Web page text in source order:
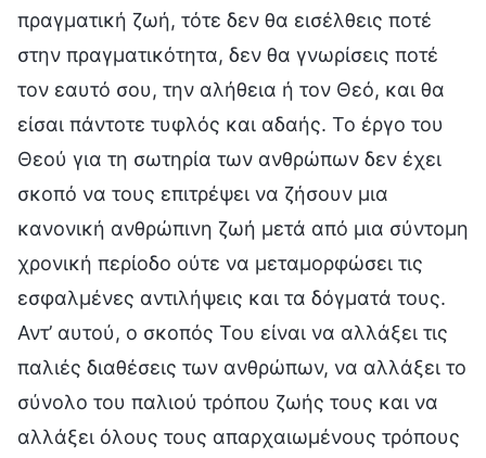
πραγματική ζωή, τότε δεν θα εισέλθεις ποτέ
στην πραγματικότητα, δεν θα γνωρίσεις ποτέ
τον εαυτό σου, την αλήθεια ή τον Θεό, και θα
είσαι πάντοτε τυφλός και αδαής. Το έργο του
Θεού για τη σωτηρία των ανθρώπων δεν έχει
σκοπό να τους επιτρέψει να ζήσουν μια
κανονική ανθρώπινη ζωή μετά από μια σύντομη
χρονική περίοδο ούτε να μεταμορφώσει τις
εσφαλμένες αντιλήψεις και τα δόγματά τους.
Αντ’ αυτού, ο σκοπός Του είναι να αλλάξει τις
παλιές διαθέσεις των ανθρώπων, να αλλάξει το
σύνολο του παλιού τρόπου ζωής τους και να
αλλάξει όλους τους απαρχαιωμένους τρόπους